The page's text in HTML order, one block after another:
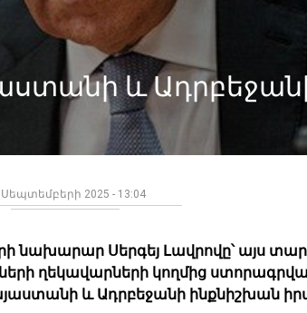
և
Սեպտեմբերի 2025 - 13:04
նախարար Սերգեյ Լավրովը՝ այս
ղեկավարների կողմից
և Ադրբեջանի ինքնիշխան